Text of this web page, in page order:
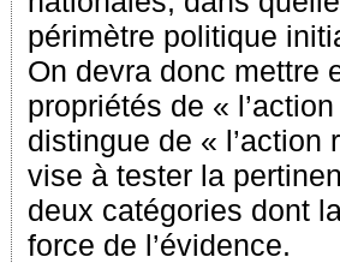
périmètre politique
On devra donc mettre
propriétés de «
distingue de «
vise à tester la
deux catégories dont
force de l’évidence.